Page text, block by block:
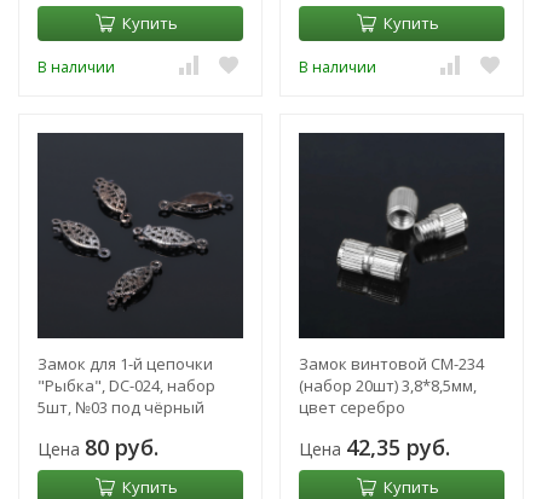
Купить
В наличии
Купить
В наличии
Замок для 1-й цепочки
"Рыбка", DC-024, набор
5шт, №03 под чёрный
Цена 80 руб.
Купить
Замок винтовой СМ-234
(набор 20шт) 3,8*8,5мм,
цвет серебро
Цена 42,35 руб.
Купить